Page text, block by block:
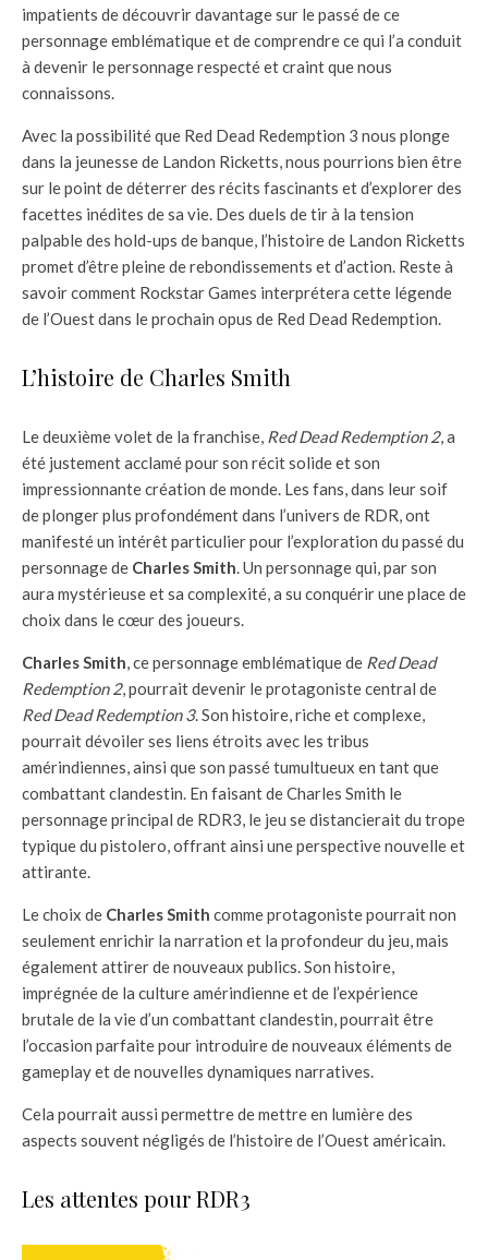
impatients de découvrir davantage sur le passé de ce
personnage emblématique et de comprendre ce qui l’a conduit
à devenir le personnage respecté et craint que nous
connaissons.
Avec la possibilité que Red Dead Redemption 3 nous plonge
dans la jeunesse de Landon Ricketts, nous pourrions bien être
sur le point de déterrer des récits fascinants et d’explorer des
facettes inédites de sa vie. Des duels de tir à la tension
palpable des hold-ups de banque, l’histoire de Landon Ricketts
promet d’être pleine de rebondissements et d’action. Reste à
savoir comment Rockstar Games interprétera cette légende
de l’Ouest dans le prochain opus de Red Dead Redemption.
L’histoire de Charles Smith
Le deuxième volet de la franchise, Red Dead Redemption 2, a
été justement acclamé pour son récit solide et son
impressionnante création de monde. Les fans, dans leur soif
de plonger plus profondément dans l’univers de RDR, ont
manifesté un intérêt particulier pour l’exploration du passé du
personnage de Charles Smith. Un personnage qui, par son
aura mystérieuse et sa complexité, a su conquérir une place de
choix dans le cœur des joueurs.
Charles Smith, ce personnage emblématique de Red Dead
Redemption 2, pourrait devenir le protagoniste central de
Red Dead Redemption 3. Son histoire, riche et complexe,
pourrait dévoiler ses liens étroits avec les tribus
amérindiennes, ainsi que son passé tumultueux en tant que
combattant clandestin. En faisant de Charles Smith le
personnage principal de RDR3, le jeu se distancierait du trope
typique du pistolero, offrant ainsi une perspective nouvelle et
attirante.
Le choix de Charles Smith comme protagoniste pourrait non
seulement enrichir la narration et la profondeur du jeu, mais
également attirer de nouveaux publics. Son histoire,
imprégnée de la culture amérindienne et de l’expérience
brutale de la vie d’un combattant clandestin, pourrait être
l’occasion parfaite pour introduire de nouveaux éléments de
gameplay et de nouvelles dynamiques narratives.
Cela pourrait aussi permettre de mettre en lumière des
aspects souvent négligés de l’histoire de l’Ouest américain.
Les attentes pour RDR3